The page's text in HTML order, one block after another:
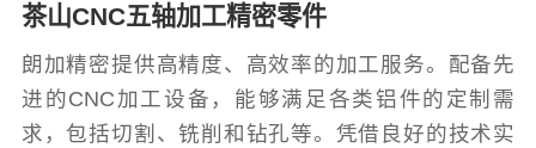
茶山CNC五轴加工精密零件
朗加精密提供高精度、高效率的加工服务。配备先
进的CNC加工设备，能够满足各类铝件的定制需
求，包括切割、铣削和钻孔等。凭借良好的技术实